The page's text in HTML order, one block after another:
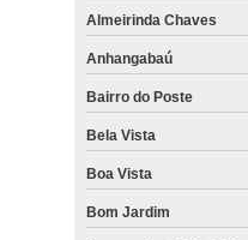
Almeirinda Chaves
Anhangabaú
Bairro do Poste
Bela Vista
Boa Vista
Bom Jardim